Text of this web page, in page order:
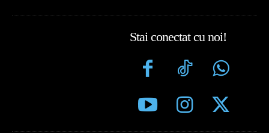
Stai conectat cu noi!